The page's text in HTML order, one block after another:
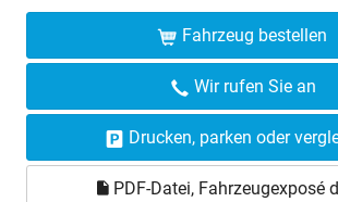
Fahrzeug bestellen
Wir rufen Sie an
Drucken, parken oder
PDF-Datei, Fahrzeugexposé